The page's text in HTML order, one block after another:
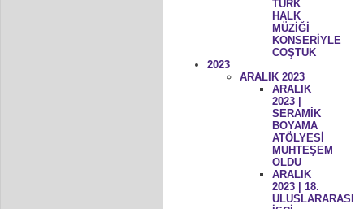
TÜRK
HALK
MÜZİĞİ
KONSERİYLE
COŞTUK
2023
ARALIK 2023
ARALIK
2023 |
SERAMİK
BOYAMA
ATÖLYESİ
MUHTEŞEM
OLDU
ARALIK
2023 | 18.
ULUSLARARASI